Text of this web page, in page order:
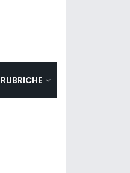
RUBRICHE